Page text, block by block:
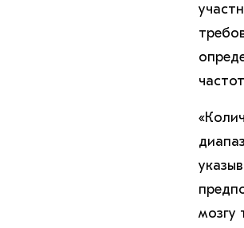
мозгу